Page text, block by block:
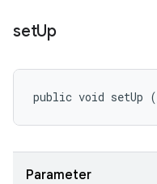
setUp
public void setUp (
Parameter